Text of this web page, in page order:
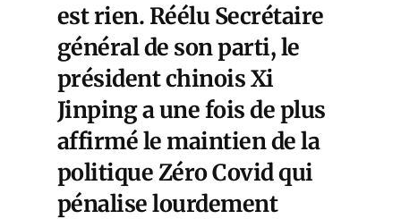
est rien. Réélu Secrétaire
général de son parti, le
président chinois Xi
Jinping a une fois de plus
affirmé le maintien de la
politique Zéro Covid qui
pénalise lourdement